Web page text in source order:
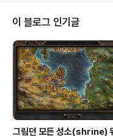
법 보였고. 경포해수욕장을 쭉 걸
닷가 걷는 것도 짧은 시간뿐일뿐
척에 있는 초곡용굴촛대바위길
하고 초곡용굴촛대바위길로 갔
닫혀있다. 월요일은 휴무. 아... 이
야 했지만 뭔가 아쉬워서 ..
이 블로그 인기글
그림던 모든 성소(shrine)